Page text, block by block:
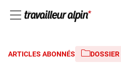
ARTICLES ABONNÉS DOSSIER